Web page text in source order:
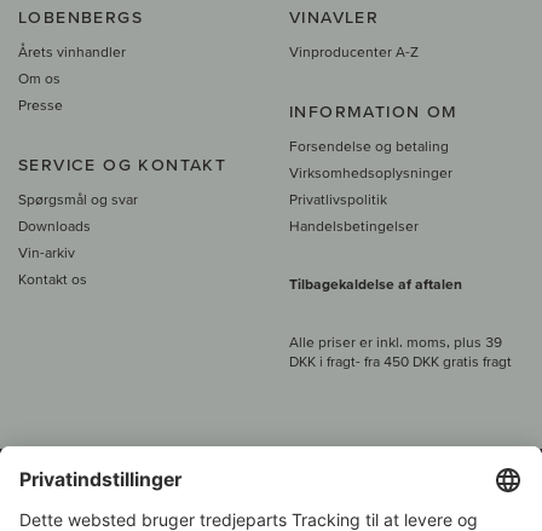
LOBENBERGS
Årets vinhandler
Om os
Presse
SERVICE OG KONTAKT
Spørgsmål og svar
Downloads
Vin-arkiv
Kontakt os
VINAVLER
Vinproducenter A-Z
INFORMATION OM
Forsendelse og betaling
Virksomhedsoplysninger
Privatlivspolitik
Handelsbetingelser
Tilbagekaldelse af aftalen
Alle priser er inkl. moms, plus 39
DKK i fragt- fra 450 DKK gratis fragt
Kundeservice: